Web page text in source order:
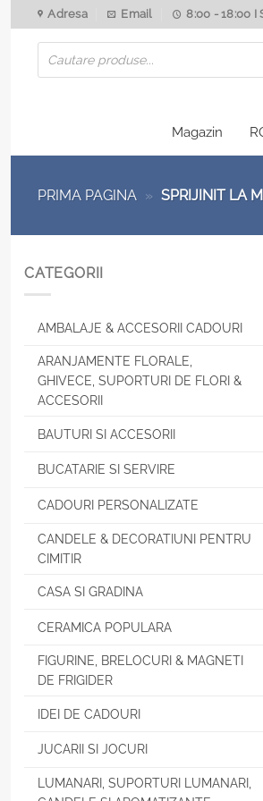
to
content
Adresa Email 8:00 - 18:00 I
Products
search
Magazin
PRIMA PAGINA » SPRIJINIT LA
CATEGORII
AMBALAJE & ACCESORII CADOURI
ARANJAMENTE FLORALE,
GHIVECE, SUPORTURI DE FLORI &
ACCESORII
BAUTURI SI ACCESORII
BUCATARIE SI SERVIRE
CADOURI PERSONALIZATE
CANDELE & DECORATIUNI PENTRU
CIMITIR
CASA SI GRADINA
CERAMICA POPULARA
FIGURINE, BRELOCURI & MAGNETI
DE FRIGIDER
IDEI DE CADOURI
JUCARII SI JOCURI
LUMANARI, SUPORTURI LUMANARI,